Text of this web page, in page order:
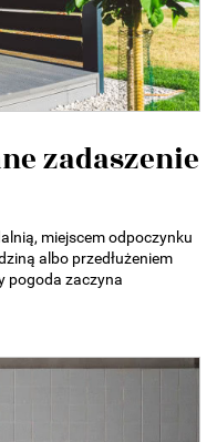
zadaszenie
miejscem odpoczynku
albo przedłużeniem
pogoda zaczyna